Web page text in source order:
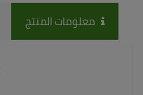
معلومات المنتج